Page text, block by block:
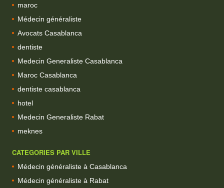
maroc
Médecin généraliste
Avocats Casablanca
dentiste
Medecin Generaliste Casablanca
Maroc Casablanca
dentiste casablanca
hotel
Medecin Generaliste Rabat
meknes
CATEGORIES PAR VILLE
Médecin généraliste à Casablanca
Médecin généraliste à Rabat